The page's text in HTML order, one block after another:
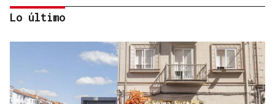
Lo último